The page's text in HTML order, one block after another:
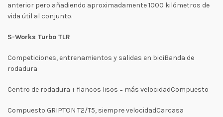
anterior pero añadiendo aproximadamente 1000 kilómetros de
vida útil al conjunto.
S-Works Turbo TLR
Competiciones, entrenamientos y salidas en biciBanda de
rodadura
Centro de rodadura + flancos lisos = más velocidadCompuesto
Compuesto GRIPTON T2/T5, siempre velocidadCarcasa